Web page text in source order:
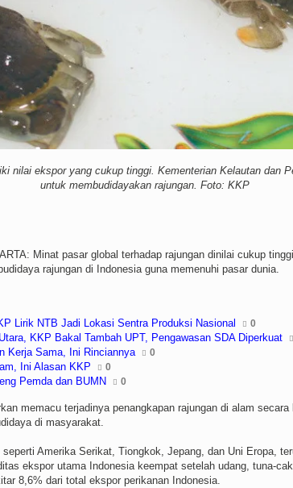
nilai ekspor yang cukup tinggi. Kementerian Kelautan dan
untuk membudidayakan rajungan. Foto: KKP
Minat pasar global terhadap rajungan dinilai cukup
rajungan di Indonesia guna memenuhi pasar dunia.
Lirik NTB Jadi Lokasi Sentra Produksi Nasional 0
KKP Bakal Tambah UPT, Pengawasan SDA Diperkuat
Kerja Sama, Ini Rinciannya 0
Ini Alasan KKP 0
Pemda dan BUMN 0
memacu terjadinya penangkapan rajungan di alam
di masyarakat.
Amerika Serikat, Tiongkok, Jepang, dan Uni Eropa,
ekspor utama Indonesia keempat setelah udang, tuna-
8,6% dari total ekspor perikanan Indonesia.